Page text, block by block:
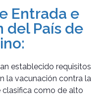
Entrada e
del País de
establecido requisitos
la vacunación contra la
clasifica como de alto